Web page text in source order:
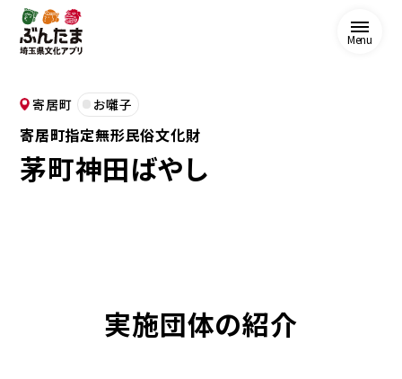
Menu
寄居町 お囃子
寄居町指定無形民俗文化財
茅町神田ばやし
実施団体の紹介